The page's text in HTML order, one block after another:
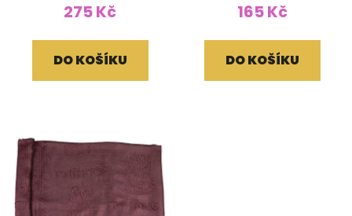
275 Kč
DO KOŠÍKU
165 Kč
DO KOŠÍKU